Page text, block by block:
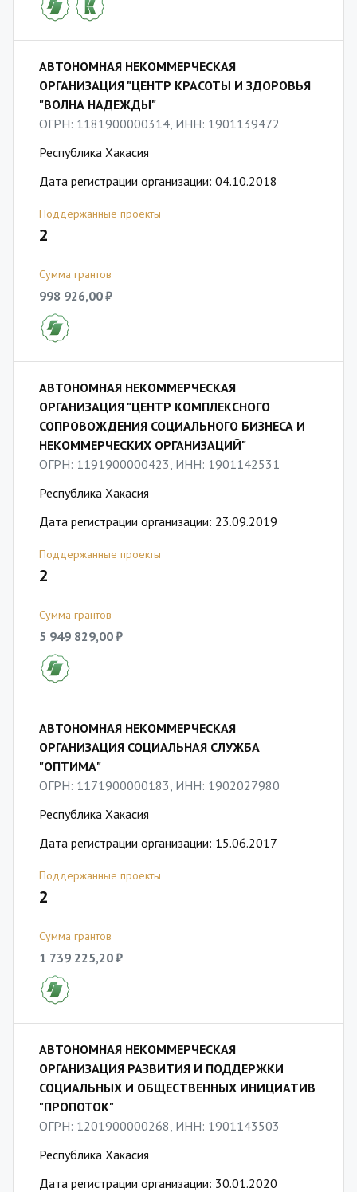
АВТОНОМНАЯ НЕКОММЕРЧЕСКАЯ
ОРГАНИЗАЦИЯ "ЦЕНТР КРАСОТЫ И ЗДОРОВЬЯ
"ВОЛНА НАДЕЖДЫ"
ОГРН: 1181900000314, ИНН: 1901139472
Республика Хакасия
Дата регистрации организации: 04.10.2018
Поддержанные проекты
2
Сумма грантов
998 926,00 ₽
АВТОНОМНАЯ НЕКОММЕРЧЕСКАЯ
ОРГАНИЗАЦИЯ "ЦЕНТР КОМПЛЕКСНОГО
СОПРОВОЖДЕНИЯ СОЦИАЛЬНОГО БИЗНЕСА И
НЕКОММЕРЧЕСКИХ ОРГАНИЗАЦИЙ"
ОГРН: 1191900000423, ИНН: 1901142531
Республика Хакасия
Дата регистрации организации: 23.09.2019
Поддержанные проекты
2
Сумма грантов
5 949 829,00 ₽
АВТОНОМНАЯ НЕКОММЕРЧЕСКАЯ
ОРГАНИЗАЦИЯ СОЦИАЛЬНАЯ СЛУЖБА
"ОПТИМА"
ОГРН: 1171900000183, ИНН: 1902027980
Республика Хакасия
Дата регистрации организации: 15.06.2017
Поддержанные проекты
2
Сумма грантов
1 739 225,20 ₽
АВТОНОМНАЯ НЕКОММЕРЧЕСКАЯ
ОРГАНИЗАЦИЯ РАЗВИТИЯ И ПОДДЕРЖКИ
СОЦИАЛЬНЫХ И ОБЩЕСТВЕННЫХ ИНИЦИАТИВ
"ПРОПОТОК"
ОГРН: 1201900000268, ИНН: 1901143503
Республика Хакасия
Дата регистрации организации: 30.01.2020